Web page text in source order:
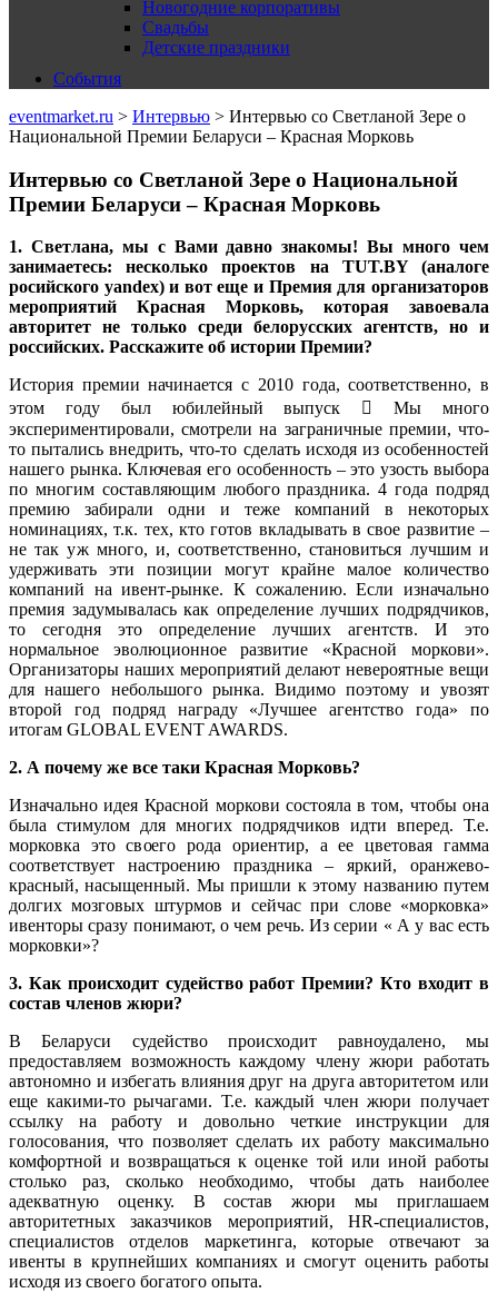
Новогодние корпоративы
Свадьбы
Детские праздники
События
eventmarket.ru > Интервью > Интервью со Светланой Зере о
Национальной Премии Беларуси – Красная Морковь
Интервью со Светланой Зере о Национальной
Премии Беларуси – Красная Морковь
1. Светлана, мы с Вами давно знакомы! Вы много чем
занимаетесь: несколько проектов на TUT.BY (аналоге
росийского yandex) и вот еще и Премия для организаторов
мероприятий Красная Морковь, которая завоевала
авторитет не только среди белорусских агентств, но и
российских. Расскажите об истории Премии?
История премии начинается с 2010 года, соответственно, в
этом году был юбилейный выпуск  Мы много
экспериментировали, смотрели на заграничные премии, что-
то пытались внедрить, что-то сделать исходя из особенностей
нашего рынка. Ключевая его особенность – это узость выбора
по многим составляющим любого праздника. 4 года подряд
премию забирали одни и теже компаний в некоторых
номинациях, т.к. тех, кто готов вкладывать в свое развитие –
не так уж много, и, соответственно, становиться лучшим и
удерживать эти позиции могут крайне малое количество
компаний на ивент-рынке. К сожалению. Если изначально
премия задумывалась как определение лучших подрядчиков,
то сегодня это определение лучших агентств. И это
нормальное эволюционное развитие «Красной моркови».
Организаторы наших мероприятий делают невероятные вещи
для нашего небольшого рынка. Видимо поэтому и увозят
второй год подряд награду «Лучшее агентство года» по
итогам GLOBAL EVENT AWARDS.
2. А почему же все таки Красная Морковь?
Изначально идея Красной моркови состояла в том, чтобы она
была стимулом для многих подрядчиков идти вперед. Т.е.
морковка это своего рода ориентир, а ее цветовая гамма
соответствует настроению праздника – яркий, оранжево-
красный, насыщенный. Мы пришли к этому названию путем
долгих мозговых штурмов и сейчас при слове «морковка»
ивенторы сразу понимают, о чем речь. Из серии « А у вас есть
морковки»?
3. Как происходит судейство работ Премии? Кто входит в
состав членов жюри?
В Беларуси судейство происходит равноудалено, мы
предоставляем возможность каждому члену жюри работать
автономно и избегать влияния друг на друга авторитетом или
еще какими-то рычагами. Т.е. каждый член жюри получает
ссылку на работу и довольно четкие инструкции для
голосования, что позволяет сделать их работу максимально
комфортной и возвращаться к оценке той или иной работы
столько раз, сколько необходимо, чтобы дать наиболее
адекватную оценку. В состав жюри мы приглашаем
авторитетных заказчиков мероприятий, HR-специалистов,
специалистов отделов маркетинга, которые отвечают за
ивенты в крупнейших компаниях и смогут оценить работы
исходя из своего богатого опыта.